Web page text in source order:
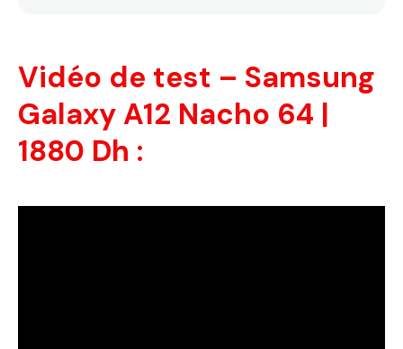
Vidéo de test – Samsung
Galaxy A12 Nacho 64 |
1880 Dh :